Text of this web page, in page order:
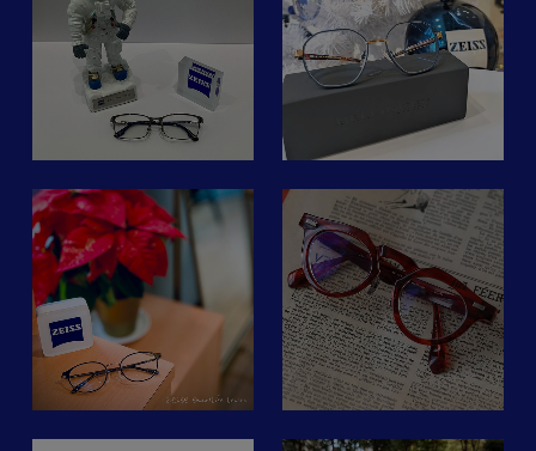
紫外線の量によって濃度の
変わる
ZEISSの調光レンズシリー
ズ
この心地よい体験をぜひご
体感ください
#ツァイスsmartlife
#レンズで変わる世界
#nobodyseeslikeyou
#メガネのファミリーズ
#zeiss
#antifog
#photofusionx
#adaptivesun
【商品に関するお問い合わ
せはメール、お電話、DM
にてお気軽にお問い合わせ
下さい。ご確認次第ご返答
いたします。】
メガネの尾沢
愛知県田原市田原町新町
48-2
tel:0531-22-0358
open 9:00〜19:00
closed 火曜日/第４日曜日
#ツァイスsmartlife #レン
ズで変わる世界
#nobodyseeslikeyou
#眼精疲労軽減メガネレン
真野眼鏡ではご予約優先に
て営業させて頂いておりま
す。
ご予約がない場合、ご入店
をお待ちいただく場合や、
ご入店いただけない場合が
ございます。
予約は、電話・mailにて
・検査予約
・下見希望
・購入希望
・相談
・眼鏡受取
・メンテナンス
・修理
来店目的と日時をお知らせ
☆フレーム紹介☆
お客様完成フレームのご紹
介です！
BELLINGER（ベリンガ
ー）
品番 Boldline SP-10
51□16-138
¥77,000
denmarkデザインの
BELLINGERのフレーム
🇩🇰
少し大ぶりなレンズです
が、ラインが細いのですっ
factory900_osaka
2024.12.21.sat.
こんにちは☺︎
12月もあとわずか。
FACTORY900 直営店の冬
季休業の